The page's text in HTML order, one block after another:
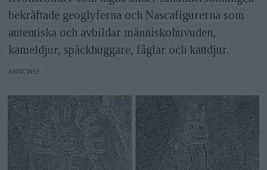
bekräftade geoglyferna och Nascafigurerna som
autentiska och avbildar människohuvuden,
kameldjur, späckhuggare, fåglar och kattdjur.
ANNONS